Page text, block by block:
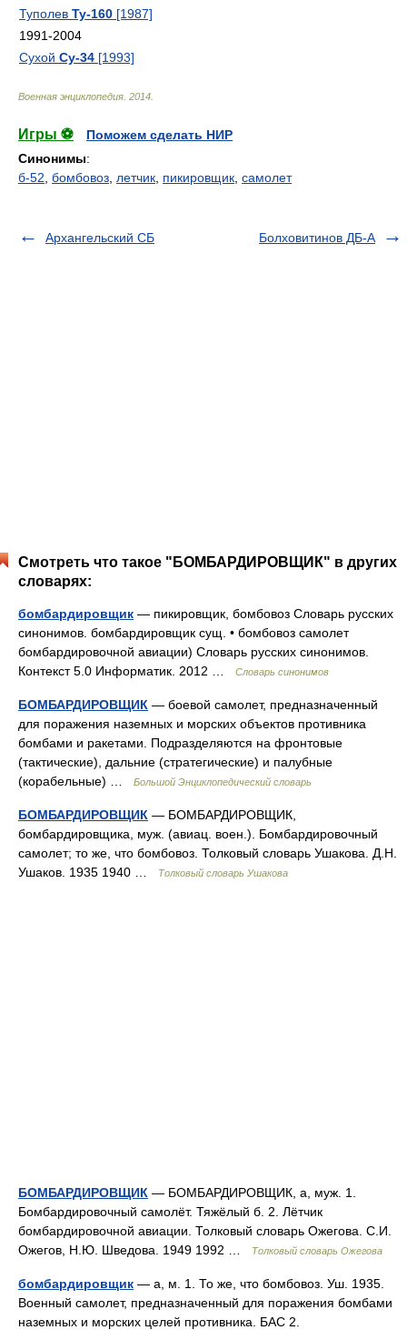
Туполев Ту-160 [1987]
1991-2004
Сухой Су-34 [1993]
Военная энциклопедия 2014
Игры ⚽
Поможем сделать НИР
Синонимы:
б-52 бомбовоз летчик пикировщик самолет
Архангельский СБ Болховитинов ДБ-А
Смотреть что такое "БОМБАРДИРОВЩИК" в других
словарях:
бомбардировщик — пикировщик, бомбовоз Словарь русских
синонимов. бомбардировщик сущ. • бомбовоз самолет
бомбардировочной авиации) Словарь русских синонимов.
Контекст 5.0 Информатик. 2012 …
Словарь синонимов
БОМБАРДИРОВЩИК — боевой самолет, предназначенный
для поражения наземных и морских объектов противника
бомбами и ракетами. Подразделяются на фронтовые
(тактические), дальние (стратегические) и палубные
(корабельные) …
Большой Энциклопедический словарь
БОМБАРДИРОВЩИК — БОМБАРДИРОВЩИК,
бомбардировщика, муж. (авиац. воен.). Бомбардировочный
самолет; то же, что бомбовоз. Толковый словарь Ушакова. Д.Н.
Ушаков. 1935 1940 …
Толковый словарь Ушакова
БОМБАРДИРОВЩИК — БОМБАРДИРОВЩИК, а, муж. 1.
Бомбардировочный самолёт. Тяжёлый б. 2. Лётчик
бомбардировочной авиации. Толковый словарь Ожегова. С.И.
Ожегов, Н.Ю. Шведова. 1949 1992 …
Толковый словарь Ожегова
бомбардировщик — а, м. 1. То же, что бомбовоз. Уш. 1935.
Военный самолет, предназначенный для поражения бомбами
наземных и морских целей противника. БАС 2.